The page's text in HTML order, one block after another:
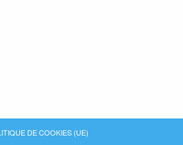
DE COOKIES (UE)